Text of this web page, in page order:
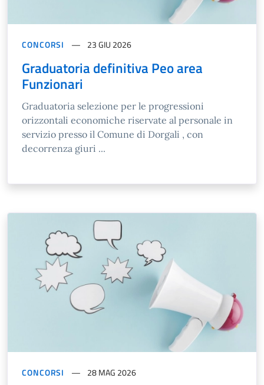
CONCORSI 23 GIU 2026
Graduatoria definitiva Peo area
Funzionari
Graduatoria selezione per le progressioni
orizzontali economiche riservate al personale in
servizio presso il Comune di Dorgali , con
decorrenza giuri ...
CONCORSI 28 MAG 2026